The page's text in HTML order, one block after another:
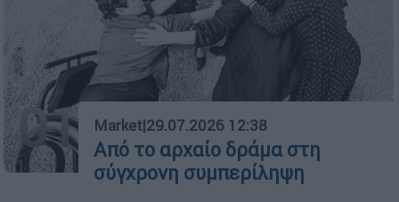
01 Market|29.07.2026 12:38
Από το αρχαίο δράμα στη
σύγχρονη συμπερίληψη